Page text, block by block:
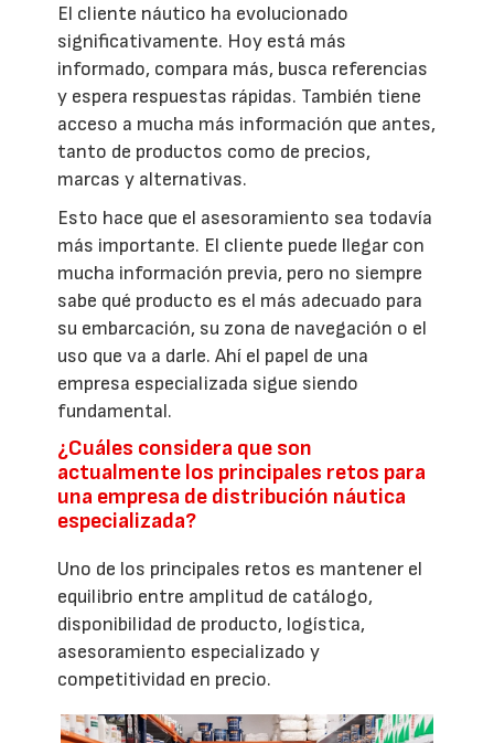
El cliente náutico ha evolucionado
significativamente. Hoy está más
informado, compara más, busca referencias
y espera respuestas rápidas. También tiene
acceso a mucha más información que antes,
tanto de productos como de precios,
marcas y alternativas.
Esto hace que el asesoramiento sea todavía
más importante. El cliente puede llegar con
mucha información previa, pero no siempre
sabe qué producto es el más adecuado para
su embarcación, su zona de navegación o el
uso que va a darle. Ahí el papel de una
empresa especializada sigue siendo
fundamental.
¿Cuáles considera que son
actualmente los principales retos para
una empresa de distribución náutica
especializada?
Uno de los principales retos es mantener el
equilibrio entre amplitud de catálogo,
disponibilidad de producto, logística,
asesoramiento especializado y
competitividad en precio.